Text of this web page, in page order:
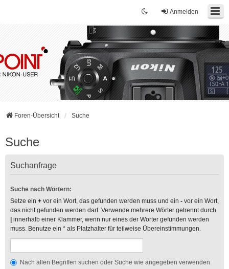
Anmelden
Foren-Übersicht Suche
Suche
Suchanfrage
Suche nach Wörtern:
Setze ein + vor ein Wort, das gefunden werden muss und ein - vor ein Wort,
das nicht gefunden werden darf. Verwende mehrere Wörter getrennt durch
innerhalb einer Klammer, wenn nur eines der Wörter gefunden werden
muss. Benutze ein * als Platzhalter für teilweise Übereinstimmungen.
Nach allen Begriffen suchen oder Suche wie angegeben verwenden